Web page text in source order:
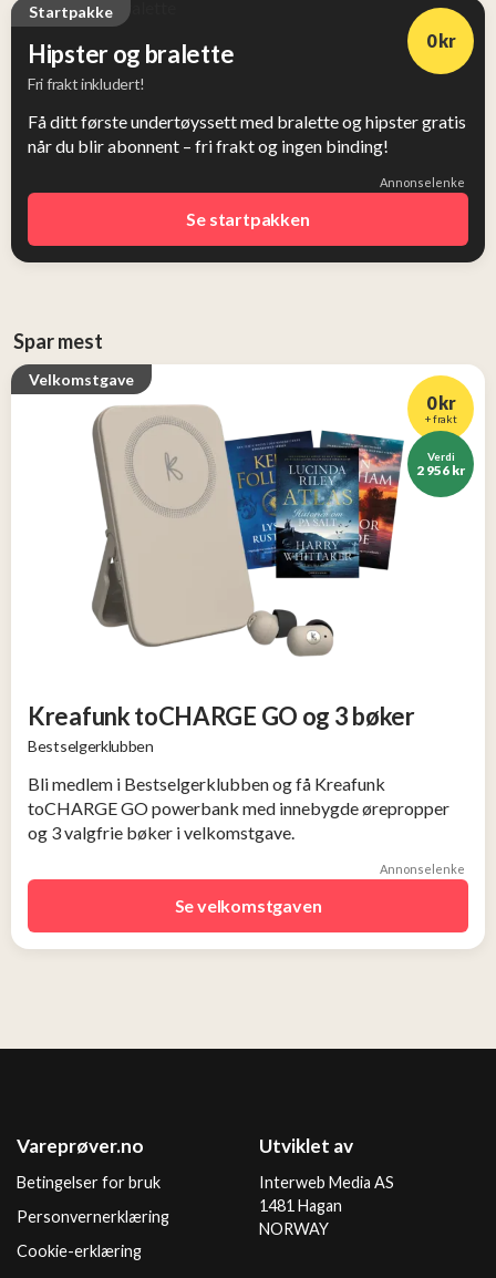
Startpakke
Hipster og bralette
Fri frakt inkludert!
0 kr
Få ditt første undertøyssett med bralette og hipster gratis
når du blir abonnent – fri frakt og ingen binding!
Annonselenke
Se startpakken
Spar mest
Verdi
2 956 kr
Velkomstgave
Kreafunk toCHARGE GO og 3 bøker
Bestselgerklubben
0 kr
+ frakt
Bli medlem i Bestselgerklubben og få Kreafunk
toCHARGE GO powerbank med innebygde ørepropper
og 3 valgfrie bøker i velkomstgave.
Annonselenke
Se velkomstgaven
Vareprøver.no
Betingelser for bruk
Personvernerklæring
Cookie-erklæring
Utviklet av
Interweb Media AS
1481 Hagan
NORWAY